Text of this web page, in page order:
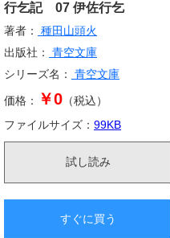
行乞記 07 伊佐行乞
著者：
種田山頭火
出版社：
青空文庫
シリーズ名：
青空文庫
価格： ￥0 （税込）
ファイルサイズ： 99KB
試し読み
すぐに買う